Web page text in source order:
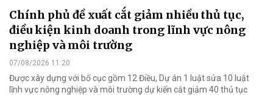
Chính phủ đề xuất cắt giảm nhiều thủ tục,
điều kiện kinh doanh trong lĩnh vực nông
nghiệp và môi trường
07/08/2026 11:20
Được xây dựng với bố cục gồm 12 Điều, Dự án 1 luật sửa 10 luật
lĩnh vực nông nghiệp và môi trường dự kiến cắt giảm 40 thủ tục